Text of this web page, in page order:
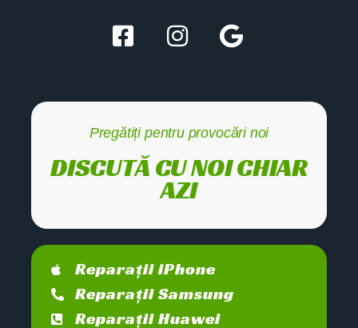
Pregătiți pentru provocări noi
DISCUTĂ CU NOI CHIAR
AZI
Reparații iPhone
Reparații Samsung
Reparații Huawei